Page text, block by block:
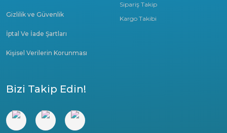
Sipariş Takip
Kargo Takibi
Gizlilik ve Güvenlik
İptal Ve İade Şartları
Kişisel Verilerin Korunması
Bizi Takip Edin!